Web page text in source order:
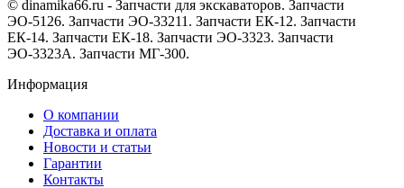
© dinamika66.ru - Запчасти для экскаваторов. Запчасти
ЭО-5126. Запчасти ЭО-33211. Запчасти ЕК-12. Запчасти
ЕК-14. Запчасти ЕК-18. Запчасти ЭО-3323. Запчасти
ЭО-3323А. Запчасти МГ-300.
Информация
О компании
Доставка и оплата
Новости и статьи
Гарантии
Контакты